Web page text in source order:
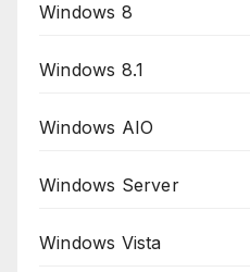
Windows 8
Windows 8.1
Windows AIO
Windows Server
Windows Vista